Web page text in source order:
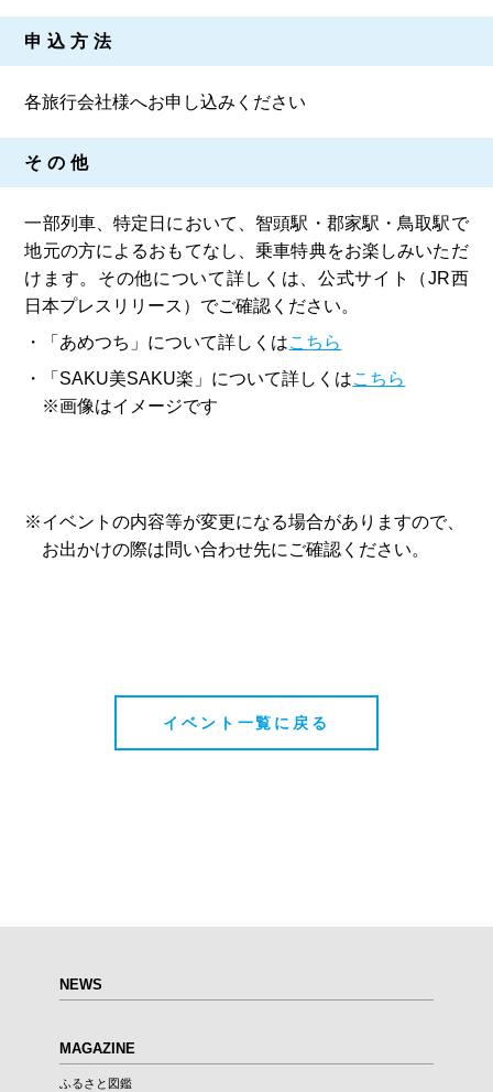
申込方法
各旅行会社様へお申し込みください
その他
一部列車、特定日において、智頭駅・郡家駅・鳥取駅で
地元の方によるおもてなし、乗車特典をお楽しみいただ
けます。その他について詳しくは、公式サイト（JR西
日本プレスリリース）でご確認ください。
・「あめつち」について詳しくはこちら
・「SAKU美SAKU楽」について詳しくはこちら
※画像はイメージです
※イベントの内容等が変更になる場合がありますので、
お出かけの際は問い合わせ先にご確認ください。
イベント一覧に戻る
NEWS
MAGAZINE
ふるさと図鑑